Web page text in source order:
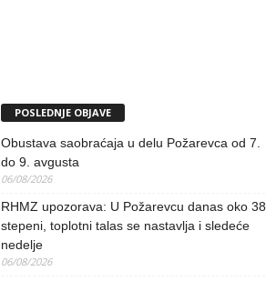
POSLEDNJE OBJAVE
Obustava saobraćaja u delu Požarevca od 7.
do 9. avgusta
06/08/2026
RHMZ upozorava: U Požarevcu danas oko 38
stepeni, toplotni talas se nastavlja i sledeće
nedelje
06/08/2026